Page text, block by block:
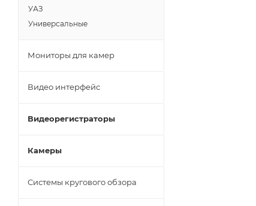
УАЗ
Универсальные
Мониторы для камер
Видео интерфейс
Видеорегистраторы
Камеры
Системы кругового обзора